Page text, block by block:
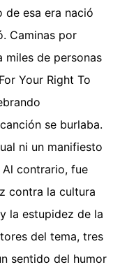
de esa era nació
Caminas por
miles de personas
Your Right To
se burlaba.
ni un manifiesto
contrario, fue
contra la cultura
la estupidez de la
del tema, tres
sentido del humor